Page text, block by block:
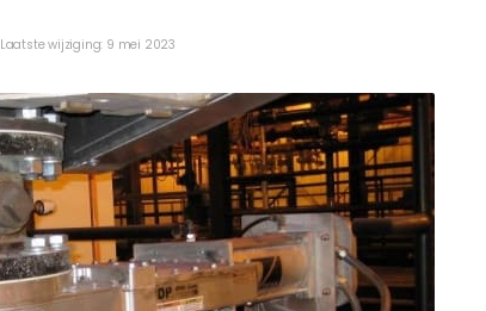
Laatste wijziging: 9 mei 2023